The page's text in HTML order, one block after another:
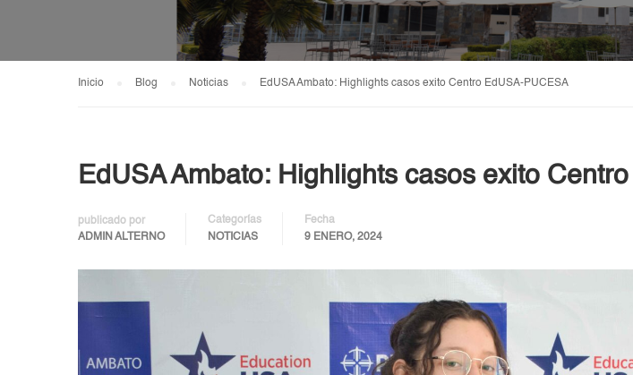
Inicio Blog Noticias EdUSA Ambato: Highlights casos exito Centro EdUSA-PUCESA
EdUSA Ambato: Highlights casos exito
publicado por
ADMIN ALTERNO
Categorías
NOTICIAS
Fecha
9 ENERO, 2024